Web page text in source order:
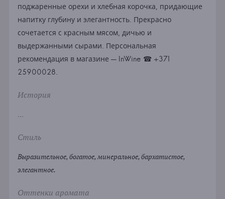
поджаренные орехи и хлебная корочка, придающие
напитку глубину и элегантность. Прекрасно
сочетается с красным мясом, дичью и
выдержанными сырами. Персональная
рекомендация в магазине — InWine ☎ +371
25900028.
История
...
Стиль
Выразительное, богатое, минеральное, бархатистое,
элегантное.
Оттенки аромата